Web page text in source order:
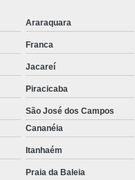
Araraquara
Franca
Jacareí
Piracicaba
São José dos Campos
Cananéia
Itanhaém
Praia da Baleia